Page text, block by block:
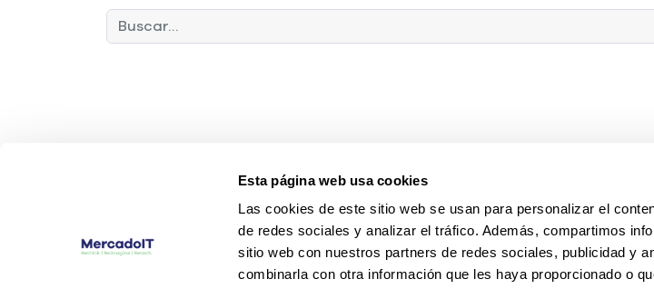
Esta página web usa cookies
Las cookies de este sitio web se usan para personalizar el
de redes sociales y analizar el tráfico. Además, compartimos
sitio web con nuestros partners de redes sociales, publicidad y
combinarla con otra información que les haya proporcionado o